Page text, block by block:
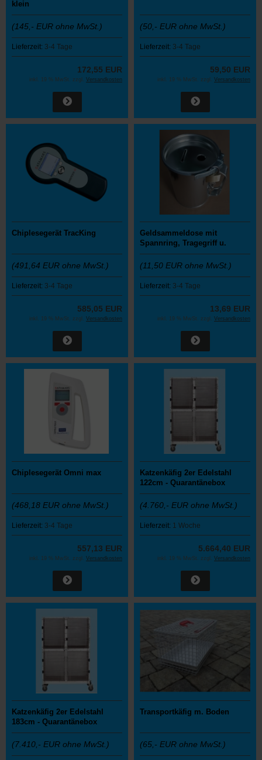
klein
(145,- EUR ohne MwSt.)
Lieferzeit: 3-4 Tage
172,55 EUR
inkl. 19 % MwSt. zzgl. Versandkosten
(50,- EUR ohne MwSt.)
Lieferzeit: 3-4 Tage
59,50 EUR
inkl. 19 % MwSt. zzgl. Versandkosten
Chiplesegerät TracKing
(491,64 EUR ohne MwSt.)
Lieferzeit: 3-4 Tage
585,05 EUR
inkl. 19 % MwSt. zzgl. Versandkosten
Geldsammeldose mit
Spannring, Tragegriff u.
Schloss
(11,50 EUR ohne MwSt.)
Lieferzeit: 3-4 Tage
13,69 EUR
inkl. 19 % MwSt. zzgl. Versandkosten
Chiplesegerät Omni max
(468,18 EUR ohne MwSt.)
Lieferzeit: 3-4 Tage
557,13 EUR
inkl. 19 % MwSt. zzgl. Versandkosten
Katzenkäfig 2er Edelstahl
122cm - Quarantänebox
(4.760,- EUR ohne MwSt.)
Lieferzeit: 1 Woche
5.664,40 EUR
inkl. 19 % MwSt. zzgl. Versandkosten
Katzenkäfig 2er Edelstahl
183cm - Quarantänebox
(7.410,- EUR ohne MwSt.)
Transportkäfig m. Boden
(65,- EUR ohne MwSt.)